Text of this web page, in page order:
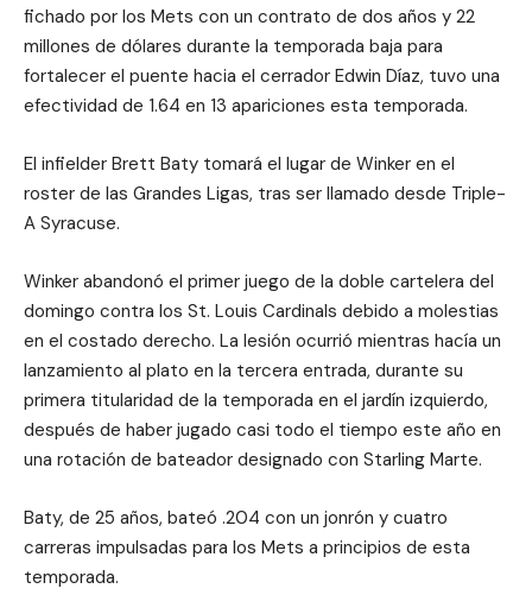
fichado por los Mets con un contrato de dos años y 22
millones de dólares durante la temporada baja para
fortalecer el puente hacia el cerrador Edwin Díaz, tuvo una
efectividad de 1.64 en 13 apariciones esta temporada.
El infielder Brett Baty tomará el lugar de Winker en el
roster de las Grandes Ligas, tras ser llamado desde Triple-
A Syracuse.
Winker abandonó el primer juego de la doble cartelera del
domingo contra los St. Louis Cardinals debido a molestias
en el costado derecho. La lesión ocurrió mientras hacía un
lanzamiento al plato en la tercera entrada, durante su
primera titularidad de la temporada en el jardín izquierdo,
después de haber jugado casi todo el tiempo este año en
una rotación de bateador designado con Starling Marte.
Baty, de 25 años, bateó .204 con un jonrón y cuatro
carreras impulsadas para los Mets a principios de esta
temporada.